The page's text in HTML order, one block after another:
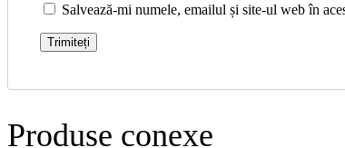
Salvează-mi numele, emailul și site-ul web în
Produse conexe